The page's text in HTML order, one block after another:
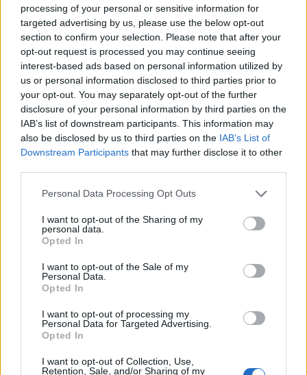
processing of your personal or sensitive information for
targeted advertising by us, please use the below opt-out
section to confirm your selection. Please note that after your
opt-out request is processed you may continue seeing
interest-based ads based on personal information utilized by
us or personal information disclosed to third parties prior to
your opt-out. You may separately opt-out of the further
disclosure of your personal information by third parties on the
IAB’s list of downstream participants. This information may
also be disclosed by us to third parties on the IAB’s List of
Downstream Participants that may further disclose it to other
Please note that this website/app uses one or more Google
not limited to your visit or usage behaviour. You may click to
grant or deny consent to Google and its third-party tags to
use your data for below specified purposes in below Google
consent section.
Personal Data Processing Opt Outs
I want to opt-out of the Sharing of my
personal data.
Opted In
I want to opt-out of the Sale of my
Personal Data.
Opted In
I want to opt-out of processing my
Personal Data for Targeted Advertising.
Opted In
I want to opt-out of Collection, Use,
Retention, Sale, and/or Sharing of my
Αυτά, μεταξύ άλλων αναφέρει ο πρόεδρος του
Χριστιανοδημοκρατικού Κόμματος και
Ανεξάρτητος Βουλευτής,Νίκος Νικολόπουλος
οποίος προσθέτει ότι «την ώρα που το
ενδιαφέρον έχει εστιαστεί στα νησιά του
ανατολικού Αιγαίου, όπου όμως παρατηρείται…
νηνεμία,φαίνεται πως υπάρχει μία… καταιγίδα
στην περιοχή τουΈβρου,καθώς βάσει
στοιχείων της Κομισιόν, περίπου 250 άνθρωποι
καθημερινά οδηγούνται στην Ελλάδα από
Σε ερώτησή του προς τον υπουργό Προστασίας
του Πολίτη, οΝίκος Νικολόπουλος
θέτει το
ζήτημααποτελεσματικής φύλαξης του ποταμού
μετανάστες έχουν εντοπιστεί και οδηγηθεί πίσω ή
σε δομές φιλοξενίας της χώρας μας, τους
χώρας.